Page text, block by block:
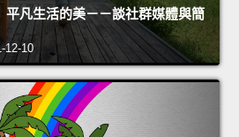
平凡生活的美－－談社群媒體與簡
12-10